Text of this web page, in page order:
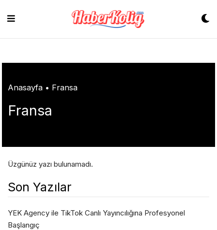
Anasayfa • Fransa
Fransa
Üzgünüz yazı bulunamadı.
Son Yazılar
YEK Agency ile TikTok Canlı Yayıncılığına Profesyonel
Başlangıç